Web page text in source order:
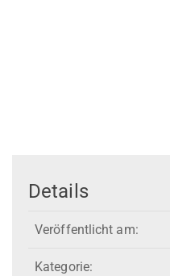
Details
Veröffentlicht am:
Kategorie: